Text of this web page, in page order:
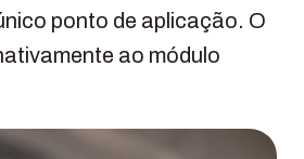
ponto de aplicação. O
ao módulo